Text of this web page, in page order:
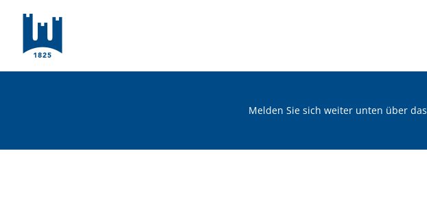
springen
Melden Sie sich weiter unten über das